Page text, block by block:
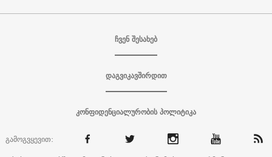
ჩვენ შესახებ
დაგვიკავშირდით
კონფიდენციალურობის პოლიტიკა
გამოგვყევით: